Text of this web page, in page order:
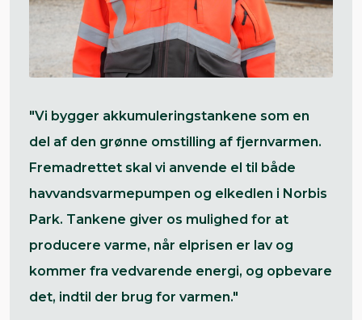
"Vi bygger akkumuleringstankene som en
del af den grønne omstilling af fjernvarmen.
Fremadrettet skal vi anvende el til både
havvandsvarmepumpen og elkedlen i Norbis
Park. Tankene giver os mulighed for at
producere varme, når elprisen er lav og
kommer fra vedvarende energi, og opbevare
det, indtil der brug for varmen."